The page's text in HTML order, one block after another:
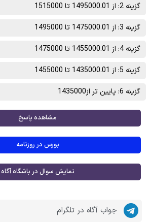
گزینه 2: از 1495000.01 تا 1515000
گزینه 3: از 1475000.01 تا 1495000
گزینه 4: از 1455000.01 تا 1475000
گزینه 5: از 1435000.01 تا 1455000
گزینه 6: پایین تر از1435000
مشاهده پاسخ
بورس در روزنامه
نمایش سوال در باشگاه آگاه
جواب آگاه در تلگرام